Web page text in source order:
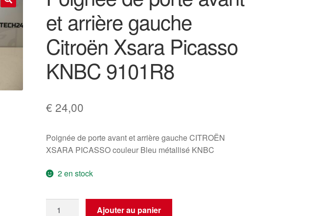
et arrière gauche
Citroën Xsara Picasso
KNBC 9101R8
€ 24,00
Poignée de porte avant et arrière gauche CITROËN
XSARA PICASSO couleur Bleu métallisé KNBC
2 en stock
Ajouter au panier